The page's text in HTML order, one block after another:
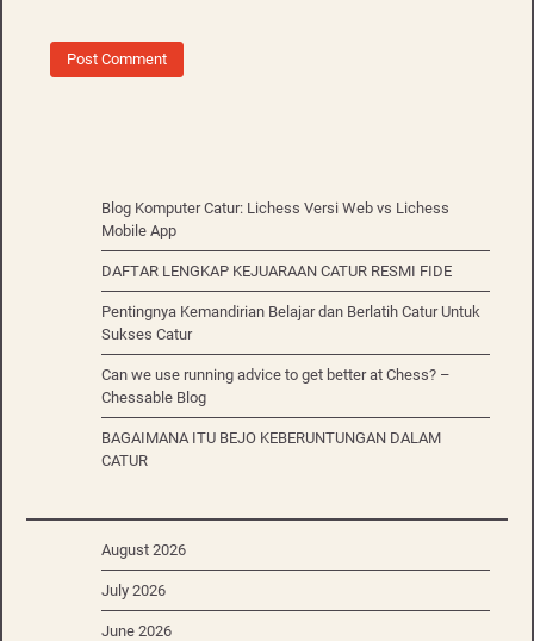
Blog Komputer Catur: Lichess Versi Web vs Lichess
Mobile App
DAFTAR LENGKAP KEJUARAAN CATUR RESMI FIDE
Pentingnya Kemandirian Belajar dan Berlatih Catur Untuk
Sukses Catur
Can we use running advice to get better at Chess? –
Chessable Blog
BAGAIMANA ITU BEJO KEBERUNTUNGAN DALAM
CATUR
August 2026
July 2026
June 2026